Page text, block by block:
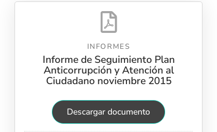
INFORMES
Informe de Seguimiento Plan
Anticorrupción y Atención al
Ciudadano noviembre 2015
Descargar documento